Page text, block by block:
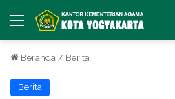
Menu
Beranda / Berita
Berita